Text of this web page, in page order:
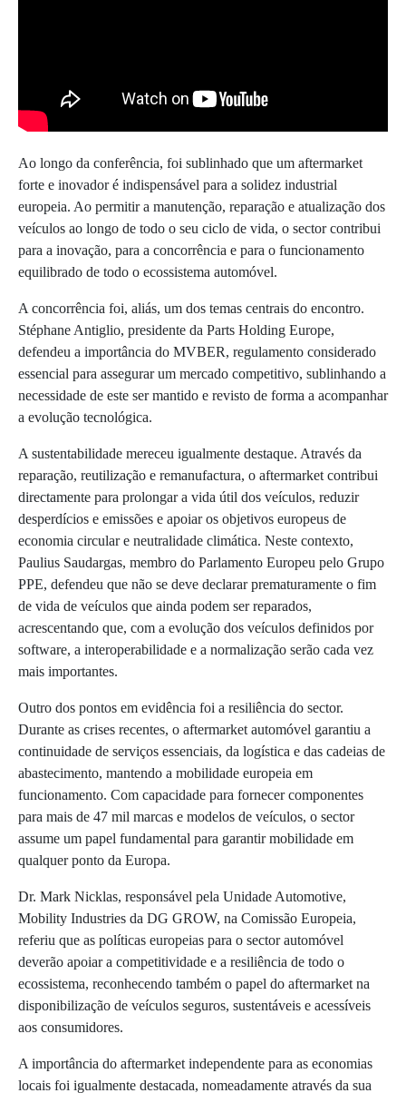
Ao longo da conferência, foi sublinhado que um aftermarket
forte e inovador é indispensável para a solidez industrial
europeia. Ao permitir a manutenção, reparação e atualização dos
veículos ao longo de todo o seu ciclo de vida, o sector contribui
para a inovação, para a concorrência e para o funcionamento
equilibrado de todo o ecossistema automóvel.
A concorrência foi, aliás, um dos temas centrais do encontro.
Stéphane Antiglio, presidente da Parts Holding Europe,
defendeu a importância do MVBER, regulamento considerado
essencial para assegurar um mercado competitivo, sublinhando a
necessidade de este ser mantido e revisto de forma a acompanhar
a evolução tecnológica.
A sustentabilidade mereceu igualmente destaque. Através da
reparação, reutilização e remanufactura, o aftermarket contribui
directamente para prolongar a vida útil dos veículos, reduzir
desperdícios e emissões e apoiar os objetivos europeus de
economia circular e neutralidade climática. Neste contexto,
Paulius Saudargas, membro do Parlamento Europeu pelo Grupo
PPE, defendeu que não se deve declarar prematuramente o fim
de vida de veículos que ainda podem ser reparados,
acrescentando que, com a evolução dos veículos definidos por
software, a interoperabilidade e a normalização serão cada vez
mais importantes.
Outro dos pontos em evidência foi a resiliência do sector.
Durante as crises recentes, o aftermarket automóvel garantiu a
continuidade de serviços essenciais, da logística e das cadeias de
abastecimento, mantendo a mobilidade europeia em
funcionamento. Com capacidade para fornecer componentes
para mais de 47 mil marcas e modelos de veículos, o sector
assume um papel fundamental para garantir mobilidade em
qualquer ponto da Europa.
Dr. Mark Nicklas, responsável pela Unidade Automotive,
Mobility Industries da DG GROW, na Comissão Europeia,
referiu que as políticas europeias para o sector automóvel
deverão apoiar a competitividade e a resiliência de todo o
ecossistema, reconhecendo também o papel do aftermarket na
disponibilização de veículos seguros, sustentáveis e acessíveis
aos consumidores.
A importância do aftermarket independente para as economias
locais foi igualmente destacada, nomeadamente através da sua